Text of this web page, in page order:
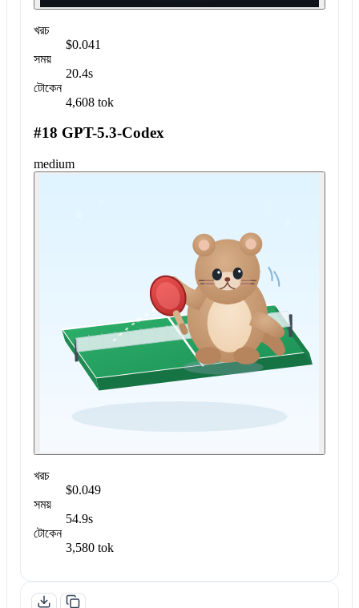
খরচ
$0.041
সময়
20.4s
টোকেন
4,608 tok
#18 GPT-5.3-Codex
medium
খরচ
$0.049
সময়
54.9s
টোকেন
3,580 tok